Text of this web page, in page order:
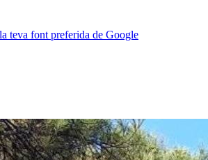
teva font preferida de Google